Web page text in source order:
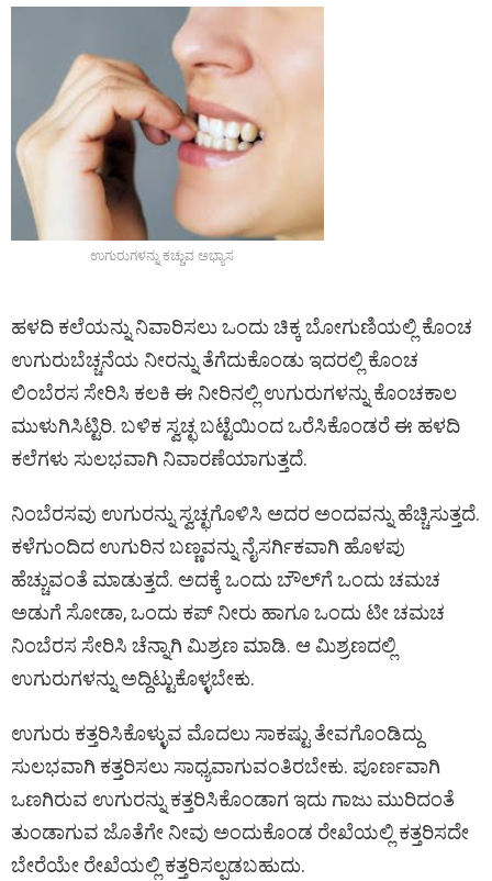
ಉಗುರುಗಳನ್ನು ಕಚ್ಚುವ ಅಭ್ಯಾಸ
ಹಳದಿ ಕಲೆಯನ್ನು ನಿವಾರಿಸಲು ಒಂದು ಚಿಕ್ಕ ಬೋಗುಣಿಯಲ್ಲಿ ಕೊಂಚ
ಉಗುರುಬೆಚ್ಚನೆಯ ನೀರನ್ನು ತೆಗೆದುಕೊಂಡು ಇದರಲ್ಲಿ ಕೊಂಚ
ಲಿಂಬೆರಸ ಸೇರಿಸಿ ಕಲಕಿ ಈ ನೀರಿನಲ್ಲಿ ಉಗುರುಗಳನ್ನು ಕೊಂಚಕಾಲ
ಮುಳುಗಿಸಿಟ್ಟಿರಿ. ಬಳಿಕ ಸ್ವಚ್ಛ ಬಟ್ಟೆಯಿಂದ ಒರೆಸಿಕೊಂಡರೆ ಈ ಹಳದಿ
ಕಲೆಗಳು ಸುಲಭವಾಗಿ ನಿವಾರಣೆಯಾಗುತ್ತದೆ.
ನಿಂಬೆರಸವು ಉಗುರನ್ನು ಸ್ವಚ್ಛಗೊಳಿಸಿ ಅದರ ಅಂದವನ್ನು ಹೆಚ್ಚಿಸುತ್ತದೆ.
ಕಳೆಗುಂದಿದ ಉಗುರಿನ ಬಣ್ಣವನ್ನು ನೈಸರ್ಗಿಕವಾಗಿ ಹೊಳಪು
ಹೆಚ್ಚುವಂತೆ ಮಾಡುತ್ತದೆ. ಅದಕ್ಕೆ ಒಂದು ಬೌಲ್‌ಗೆ ಒಂದು ಚಮಚ
ಅಡುಗೆ ಸೋಡಾ, ಒಂದು ಕಪ್ ನೀರು ಹಾಗೂ ಒಂದು ಟೀ ಚಮಚ
ನಿಂಬೆರಸ ಸೇರಿಸಿ ಚೆನ್ನಾಗಿ ಮಿಶ್ರಣ ಮಾಡಿ. ಆ ಮಿಶ್ರಣದಲ್ಲಿ
ಉಗುರುಗಳನ್ನು ಅದ್ದಿಟ್ಟುಕೊಳ್ಳಬೇಕು.
ಉಗುರು ಕತ್ತರಿಸಿಕೊಳ್ಳುವ ಮೊದಲು ಸಾಕಷ್ಟು ತೇವಗೊಂಡಿದ್ದು
ಸುಲಭವಾಗಿ ಕತ್ತರಿಸಲು ಸಾಧ್ಯವಾಗುವಂತಿರಬೇಕು. ಪೂರ್ಣವಾಗಿ
ಒಣಗಿರುವ ಉಗುರನ್ನು ಕತ್ತರಿಸಿಕೊಂಡಾಗ ಇದು ಗಾಜು ಮುರಿದಂತೆ
ತುಂಡಾಗುವ ಜೊತೆಗೇ ನೀವು ಅಂದುಕೊಂಡ ರೇಖೆಯಲ್ಲಿ ಕತ್ತರಿಸದೇ
ಬೇರೆಯೇ ರೇಖೆಯಲ್ಲಿ ಕತ್ತರಿಸಲ್ಪಡಬಹುದು.